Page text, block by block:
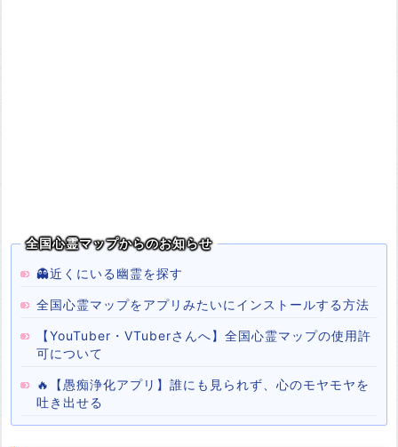
全国心霊マップからのお知らせ
👻近くにいる幽霊を探す
全国心霊マップをアプリみたいにインストールする方法
【YouTuber・VTuberさんへ】全国心霊マップの使用許
可について
🔥【愚痴浄化アプリ】誰にも見られず、心のモヤモヤを
吐き出せる